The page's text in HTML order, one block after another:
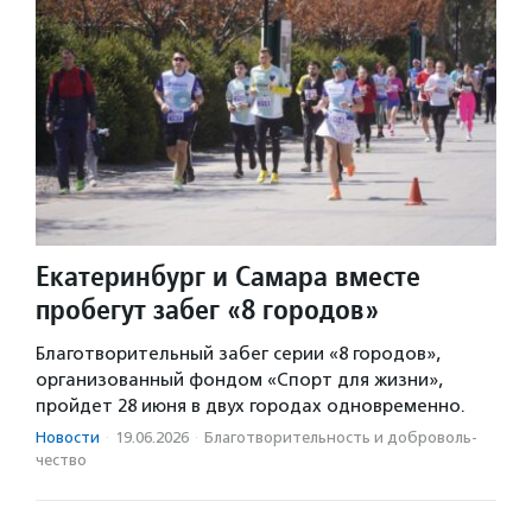
Екатеринбург и Самара вместе
пробегут забег «8 городов»
Благотворительный забег серии «8 городов»,
организованный фондом «Спорт для жизни»,
пройдет 28 июня в двух городах одновременно.
Новости · 19.06.2026 · Благотвори­тель­ность и доброволь­
чест­во